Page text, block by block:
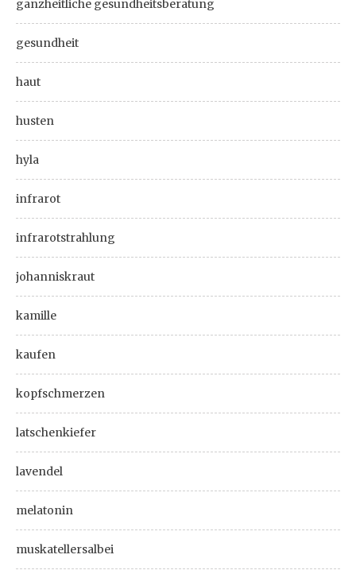
ganzheitliche gesundheitsberatung
gesundheit
haut
husten
hyla
infrarot
infrarotstrahlung
johanniskraut
kamille
kaufen
kopfschmerzen
latschenkiefer
lavendel
melatonin
muskatellersalbei